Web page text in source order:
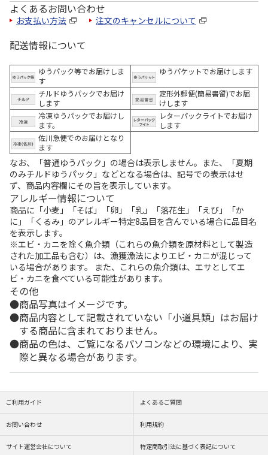
よくあるお問い合わせ
お支払い方法 注文のキャンセルについて
配送情報について
ゆうパック等でお届けしま
す
ゆうパケットでお届けします
チルドゆうパックでお届け
します
定形外郵便(簡易書留)でお届
けします
冷凍ゆうパックでお届けし
ます。
レターパックライトでお届け
します
佐川急便でのお届けとなり
ます
なお、「普通ゆうパック」の場合は表示しません。また、「夏期
のみチルドゆうパック」などとなる場合は、記号での表示はせ
ず、商品内容欄にその旨を表示しています。
アレルギー情報について
商品に「小麦」「そば」「卵」「乳」「落花生」「えび」「か
に」「くるみ」のアレルギー特定8品目を含んでいる場合に品目名
を表示します。
※エビ・カニを除く魚介類（これらの魚介類を原材料として製造
された加工品も含む）は、漁獲漁法によりエビ・カニが混じって
いる場合があります。 また、これらの魚介類は、エサとしてエ
ビ・カニを食べている可能性があります。
その他
商品写真はイメージです。
商品内容として記載されていない「小道具類」はお届け
する商品に含まれておりません。
商品の色は、ご覧になるパソコンなどの環境により、実
際と異なる場合があります。
ご利用ガイド よくあるご質問
お問い合わせ 利用規約
サイト運営会社について 特定商取引法に基づく表記について